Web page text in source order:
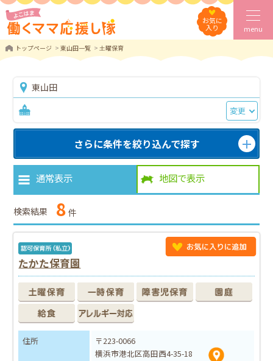
menu
お気に
入り
トップページ 東山田一覧 土曜保育
東山田
変更
さらに条件を絞り込んで探す
地図で表示
通常表示
検索結果 8 件
たかた保育園
住所
〒223-0066
横浜市港北区高田西4-35-18